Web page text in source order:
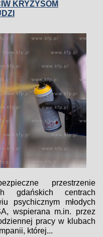
KRYZYSOM
przestrzenie
gdańskich centrach
psychicznym młodych
wspierana m.in. przez
pracy w klubach
której...